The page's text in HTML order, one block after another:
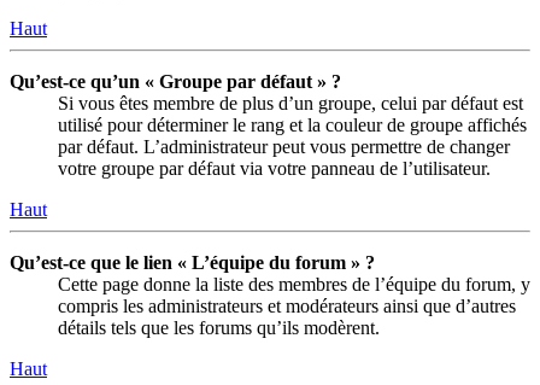
Haut
Qu’est-ce qu’un « Groupe par défaut » ?
Si vous êtes membre de plus d’un groupe, celui par défaut est
utilisé pour déterminer le rang et la couleur de groupe affichés
par défaut. L’administrateur peut vous permettre de changer
votre groupe par défaut via votre panneau de l’utilisateur.
Haut
Qu’est-ce que le lien « L’équipe du forum » ?
Cette page donne la liste des membres de l’équipe du forum, y
compris les administrateurs et modérateurs ainsi que d’autres
détails tels que les forums qu’ils modèrent.
Haut